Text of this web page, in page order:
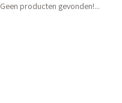
Geen producten gevonden!...